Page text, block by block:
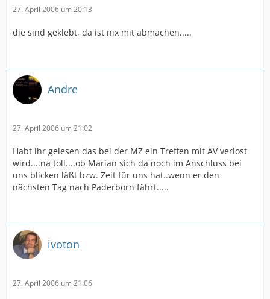
27. April 2006 um 20:13
die sind geklebt, da ist nix mit abmachen.....
Andre
27. April 2006 um 21:02
Habt ihr gelesen das bei der MZ ein Treffen mit AV verlost
wird....na toll....ob Marian sich da noch im Anschluss bei
uns blicken läßt bzw. Zeit für uns hat..wenn er den
nächsten Tag nach Paderborn fährt.....
ivoton
27. April 2006 um 21:06